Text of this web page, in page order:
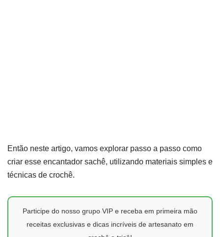
Então neste artigo, vamos explorar passo a passo como
criar esse encantador sachê, utilizando materiais simples e
técnicas de crochê.
Participe do nosso grupo VIP e receba em primeira mão
receitas exclusivas e dicas incríveis de artesanato em